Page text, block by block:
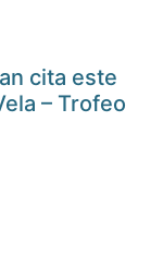
cita este
– Trofeo